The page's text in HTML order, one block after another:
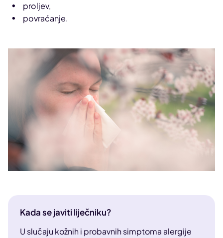
proljev,
povraćanje.
Kada se javiti liječniku?
U slučaju kožnih i probavnih simptoma alergije